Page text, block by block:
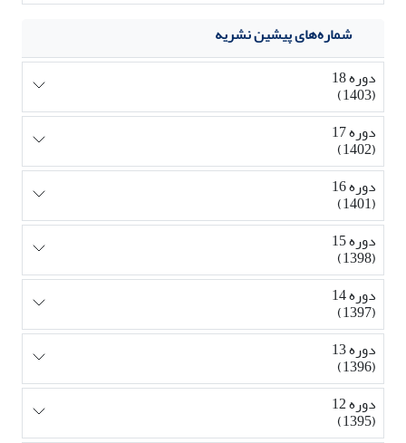
شماره‌های پیشین نشریه
دوره 18
(1403)
دوره 17
(1402)
دوره 16
(1401)
دوره 15
(1398)
دوره 14
(1397)
دوره 13
(1396)
دوره 12
(1395)